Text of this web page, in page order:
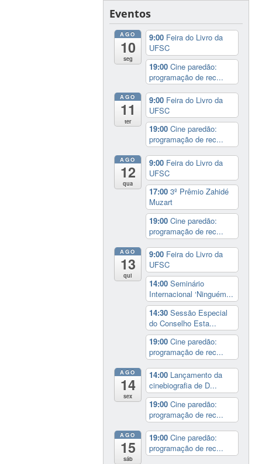
Eventos
AGO
10
seg
9:00 Feira do Livro da
UFSC
19:00Cine paredão:
programação de rec...
AGO
11
ter
9:00 Feira do Livro da
UFSC
19:00Cine paredão:
programação de rec...
AGO
12
qua
9:00 Feira do Livro da
UFSC
17:003º Prêmio Zahidé
Muzart
19:00Cine paredão:
programação de rec...
AGO
13
qui
9:00 Feira do Livro da
UFSC
14:00Seminário
Internacional ‘Ninguém...
14:30Sessão Especial
do Conselho Esta...
19:00Cine paredão:
programação de rec...
AGO
14
sex
14:00 Lançamento da
cinebiografia de D...
19:00Cine paredão:
programação de rec...
AGO
15
sáb
19:00Cine paredão:
programação de rec...